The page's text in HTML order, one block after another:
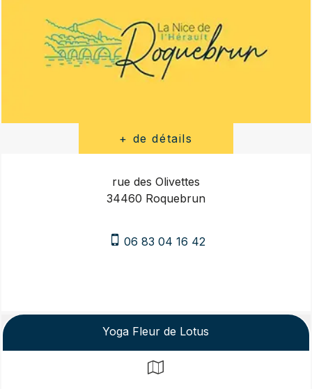
rue des Olivettes
34460 Roquebrun
06 83 04 16 42
Yoga Fleur de Lotus